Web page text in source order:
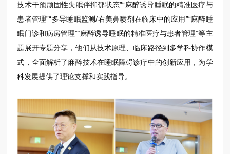
技术干预顽固性失眠伴抑郁状态”“麻醉诱导睡眠的精准医疗与
患者管理”“多导睡眠监测/右美鼻喷剂在临床中的应用”“麻醉睡
眠门诊和病房管理”“麻醉诱导睡眠的精准医疗与患者管理”等主
题展开专题分享，他们从技术原理、临床路径到多学科协作模
式，全面解析了麻醉技术在睡眠障碍诊疗中的创新应用，为学
科发展提供了理论支撑和实践指导。